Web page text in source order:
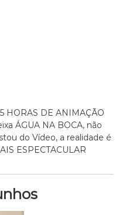
HORAS DE ANIMAÇÃO
ÁGUA NA BOCA, não
do Vídeo, a realidade é
ESPECTACULAR